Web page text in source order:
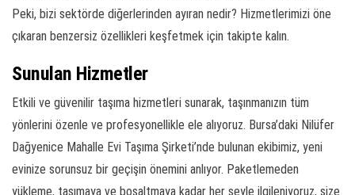
Peki, bizi sektörde diğerlerinden ayıran nedir? Hizmetlerimizi öne
çıkaran benzersiz özellikleri keşfetmek için takipte kalın.
Sunulan Hizmetler
Etkili ve güvenilir taşıma hizmetleri sunarak, taşınmanızın tüm
yönlerini özenle ve profesyonellikle ele alıyoruz. Bursa’daki Nilüfer
Dağyenice Mahalle Evi Taşıma Şirketi’nde bulunan ekibimiz, yeni
evinize sorunsuz bir geçişin önemini anlıyor. Paketlemeden
yükleme, taşımaya ve boşaltmaya kadar her şeyle ilgileniyoruz, size